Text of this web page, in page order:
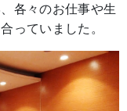
各々のお仕事や生
っていました。